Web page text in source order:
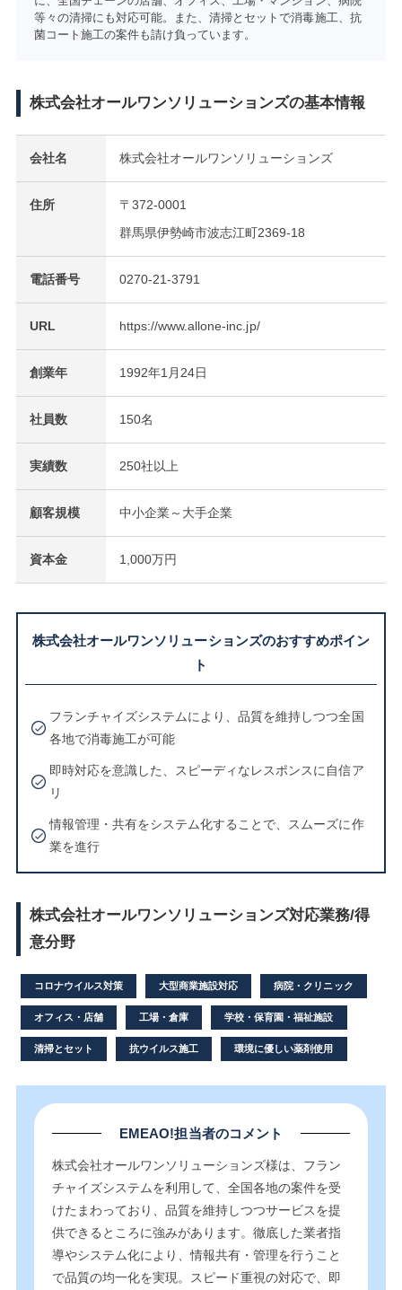
等々の清掃にも対応可能。また、清掃とセットで消毒施工、抗
菌コート施工の案件も請け負っています。
株式会社オールワンソリューションズの基本情報
会社名 株式会社オールワンソリューションズ
住所
〒372-0001
群馬県伊勢崎市波志江町2369-18
電話番号 0270-21-3791
URL https://www.allone-inc.jp/
創業年 1992年1月24日
社員数 150名
実績数 250社以上
顧客規模 中小企業～大手企業
資本金 1,000万円
株式会社オールワンソリューションズのおすすめポイン
ト
フランチャイズシステムにより、品質を維持しつつ全国
各地で消毒施工が可能
即時対応を意識した、スピーディなレスポンスに自信ア
リ
情報管理・共有をシステム化することで、スムーズに作
業を進行
株式会社オールワンソリューションズ対応業務/得
意分野
コロナウイルス対策 大型商業施設対応 病院・クリニック
オフィス・店舗 工場・倉庫 学校・保育園・福祉施設
清掃とセット 抗ウイルス施工 環境に優しい薬剤使用
EMEAO!担当者のコメント
株式会社オールワンソリューションズ様は、フラン
チャイズシステムを利用して、全国各地の案件を受
けたまわっており、品質を維持しつつサービスを提
供できるところに強みがあります。徹底した業者指
導やシステム化により、情報共有・管理を行うこと
で品質の均一化を実現。スピード重視の対応で、即